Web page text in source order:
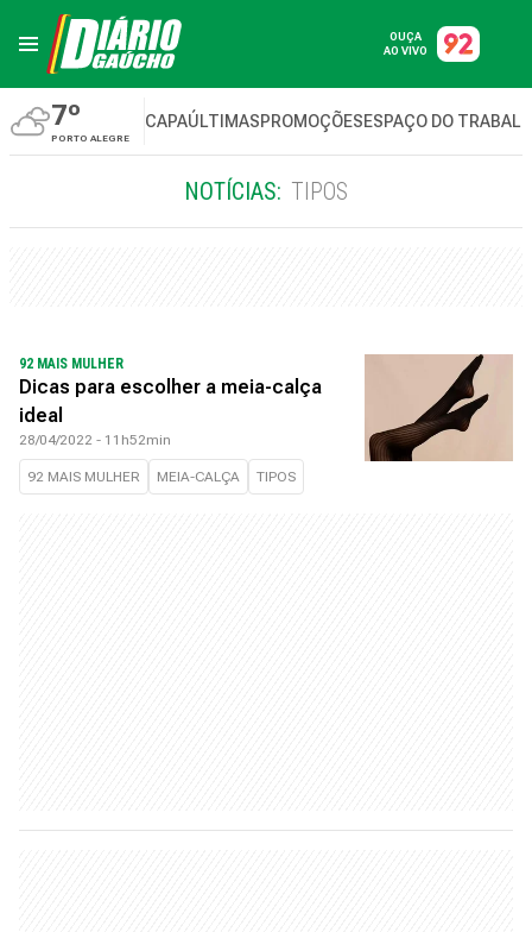
OUÇA
AO VIVO
7º
PORTO ALEGRE
CAPAÚLTIMASPROMOÇÕESESPAÇO DO
NOTÍCIAS: TIPOS
92 MAIS MULHER
Dicas para escolher a meia-calça
ideal
28/04/2022 - 11h52min
92 MAIS MULHER MEIA-CALÇA TIPOS